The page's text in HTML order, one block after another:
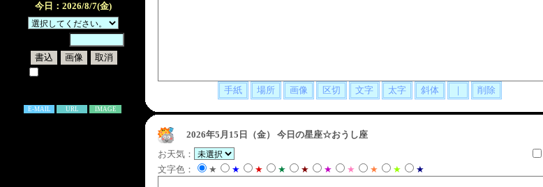
今日：2026/8/7(金)
E-MAIL URL IMAGE
2026年5月15日（金）
今日の星座☆おうし座
お天気：
文字色：
★ ★ ★ ★ ★ ★ ★ ★ ★ ★